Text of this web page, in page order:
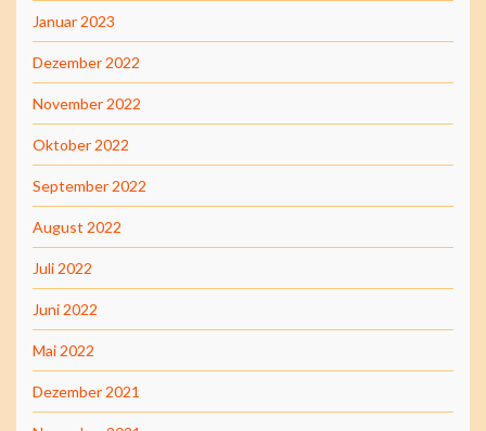
Januar 2023
Dezember 2022
November 2022
Oktober 2022
September 2022
August 2022
Juli 2022
Juni 2022
Mai 2022
Dezember 2021